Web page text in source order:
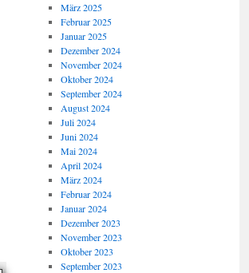
März 2025
Februar 2025
Januar 2025
Dezember 2024
November 2024
Oktober 2024
September 2024
August 2024
Juli 2024
Juni 2024
Mai 2024
April 2024
März 2024
Februar 2024
Januar 2024
Dezember 2023
November 2023
Oktober 2023
September 2023